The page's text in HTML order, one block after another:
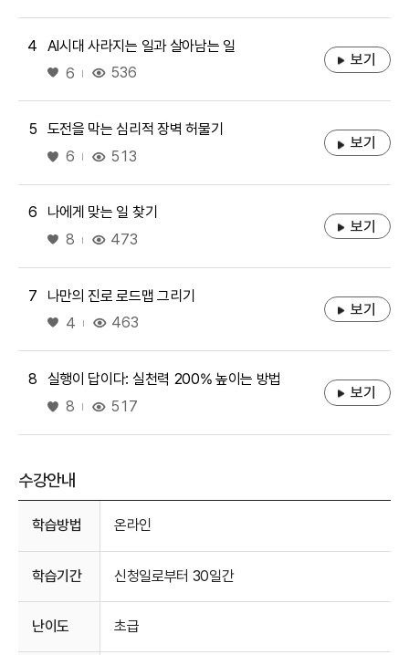
4
AI시대 사라지는 일과 살아남는 일
좋아요
6 536
보기
5
도전을 막는 심리적 장벽 허물기
좋아요
6 513
보기
6
나에게 맞는 일 찾기
좋아요
8 473
보기
7
나만의 진로 로드맵 그리기
좋아요
4 463
보기
8
실행이 답이다: 실천력 200% 높이는 방법
좋아요
8 517
보기
수강안내
학습방법 온라인
학습기간 신청일로부터 30일간
난이도 초급